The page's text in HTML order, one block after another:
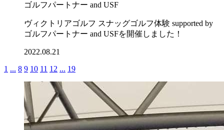
ゴルフパートナー and USF
ヴィクトリアゴルフ スナッグゴルフ体験 supported by
ゴルフパートナー and USFを開催しました！
2022.08.21
1 ... 8 9 10 11 12 ... 19